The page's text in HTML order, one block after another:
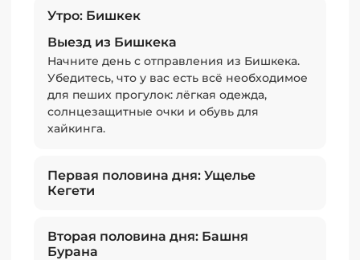
славится своей потрясающей природой:
здесь вы найдёте покрытые снегом горные
вершины, леса с высокими соснами и
лиственными деревьями, чистые реки и
горные озёра. Летом местность усыпана
разноцветными цветами, а зимой всё
покрывается белым покровом снега.
и хайкинга: здесь есть множество троп и
маршрутов разной сложности, от лёгких до
туристов. Один из самых популярных
маршрутов ведёт к озеру Ала-Куль, которое
Утро: Бишкек
Выезд из Бишкека
Начните день с отправления из Бишкека.
Убедитесь, что у вас есть всё необходимое
для пеших прогулок: лёгкая одежда,
солнцезащитные очки и обувь для
хайкинга.
Первая половина дня: Ущелье
Кегети
Вторая половина дня: Башня
Бурана